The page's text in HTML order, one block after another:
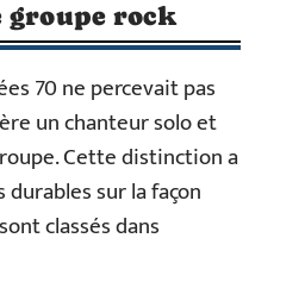
groupe rock
70 ne percevait pas
un chanteur solo et
Cette distinction a
durables sur la façon
classés dans